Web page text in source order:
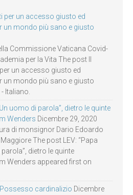
per un accesso giusto ed
un mondo più sano e giusto
Commissione Vaticana Covid-
per la Vita The post Il
un accesso giusto ed
un mondo più sano e giusto
Italiano.
uomo di parola”, dietro le quinte
Wenders Dicembre 29, 2020
di monsignor Dario Edoardo
The post LEV: “Papa
dietro le quinte
Wenders appeared first on
Possesso cardinalizio Dicembre